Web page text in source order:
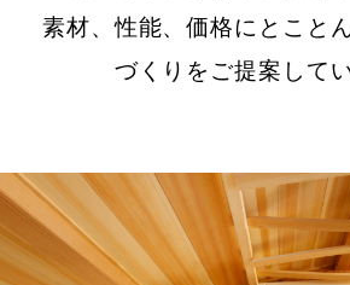
素材、性能、価格にとこと
づくりをご提案してい